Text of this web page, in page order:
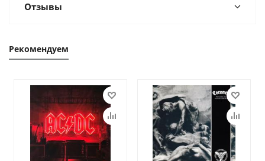
Отзывы
Рекомендуем